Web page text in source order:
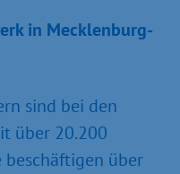
in Mecklenburg-
sind bei den
über 20.200
beschäftigen über